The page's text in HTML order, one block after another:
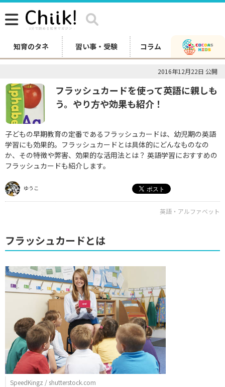
知育のタネ 習い事・受験 コラム
2016年12月22日 公開
フラッシュカードを使って英語に親しも
う。やり方や効果も紹介！
子どもの早期教育の定番であるフラッシュカードは、幼児期の英語
学習にも効果的。フラッシュカードとは具体的にどんなものなの
か、その特徴や弊害、効果的な活用法とは？ 英語学習におすすめの
フラッシュカードも紹介します。
ゆうこ
英語・アルファベット
フラッシュカードとは
SpeedKingz / shutterstock.com